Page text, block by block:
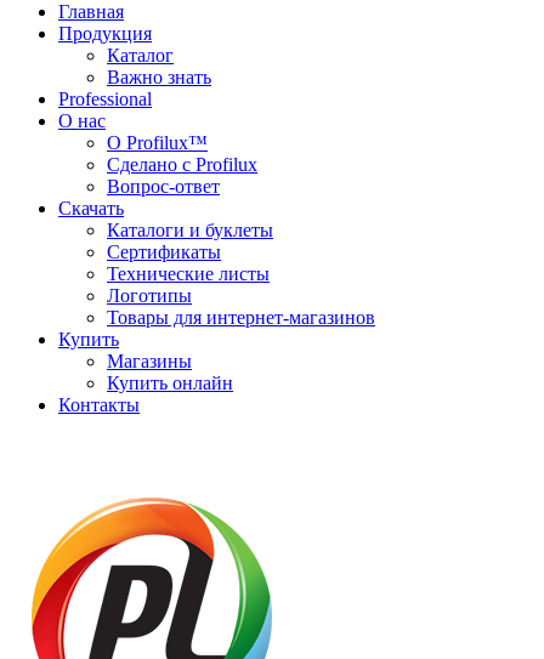
Главная
Продукция
Каталог
Важно знать
Professional
О нас
О Profilux™
Сделано с Profilux
Вопрос-ответ
Скачать
Каталоги и буклеты
Сертификаты
Технические листы
Логотипы
Товары для интернет-магазинов
Купить
Магазины
Купить онлайн
Контакты